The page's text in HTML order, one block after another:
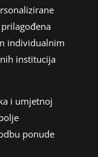
individualnim
institucija
i umjetnoj
ponude